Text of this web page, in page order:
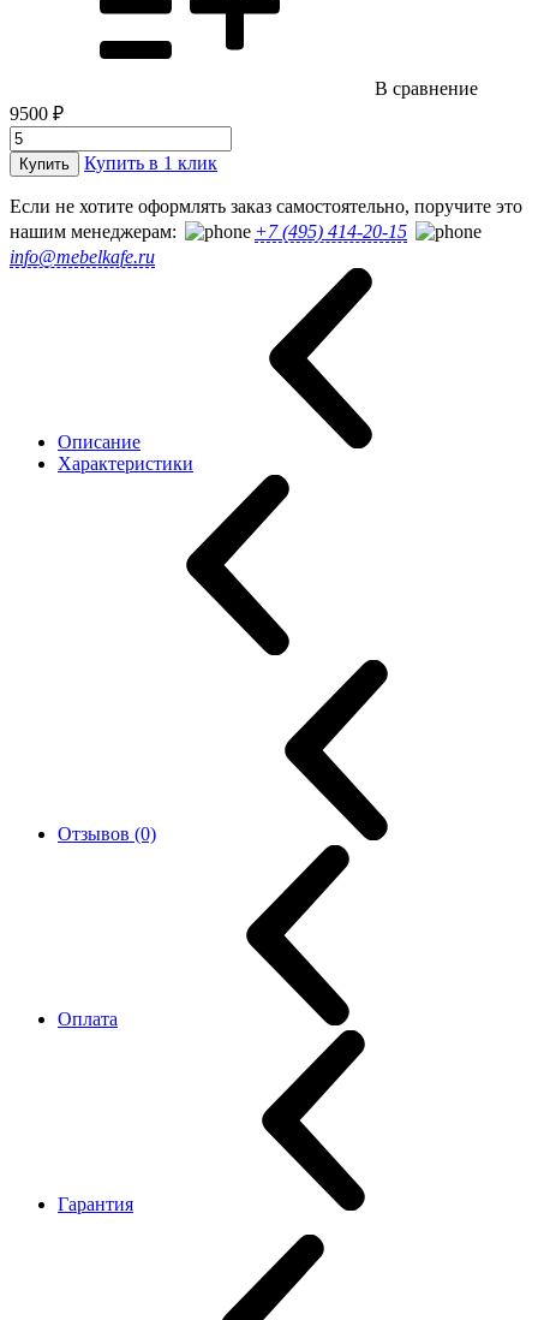
В сравнение
9500 ₽
Купить Купить в 1 клик
Если не хотите оформлять заказ самостоятельно, поручите это
нашим менеджерам:
+7 (495) 414-20-15
info@mebelkafe.ru
Описание
Характеристики
Отзывов (0)
Оплата
Гарантия